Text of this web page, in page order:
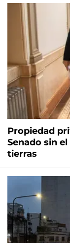
Propiedad
Senado sin
tierras